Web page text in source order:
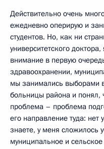
Действительно очень
ежедневно оперирую и
студентов. Но, как ни
университетского
внимание в первую
здравоохранении,
мы занимались выборами
больницы района и понял,
проблема – проблема
его направление туда:
знаете, у меня сложилось
муниципальное и